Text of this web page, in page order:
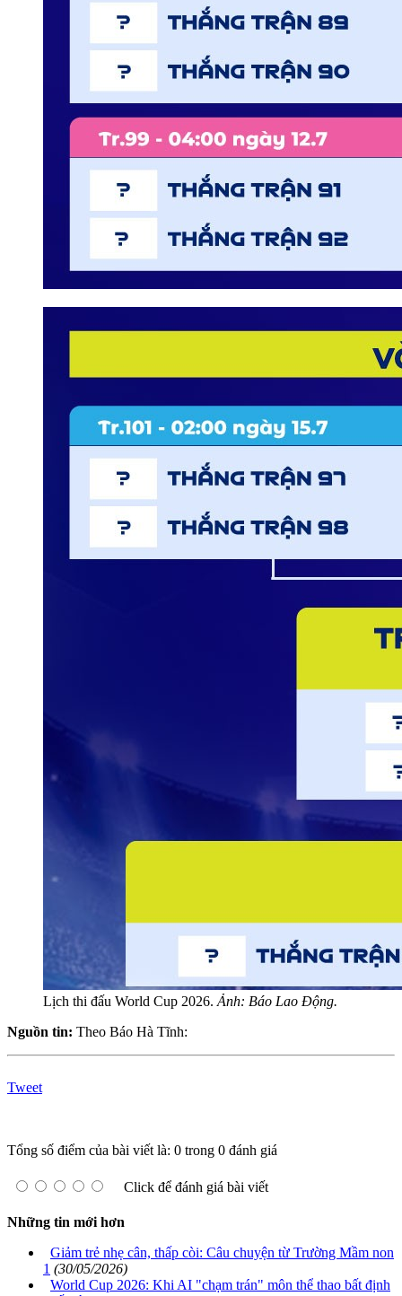
Lịch thi đấu World Cup 2026. Ảnh: Báo Lao Động.
Nguồn tin: Theo Báo Hà Tĩnh:
Tweet
Tổng số điểm của bài viết là: 0 trong 0 đánh giá
Click để đánh giá bài viết
Những tin mới hơn
Giảm trẻ nhẹ cân, thấp còi: Câu chuyện từ Trường Mầm non
1 (30/05/2026)
World Cup 2026: Khi AI "chạm trán" môn thể thao bất định